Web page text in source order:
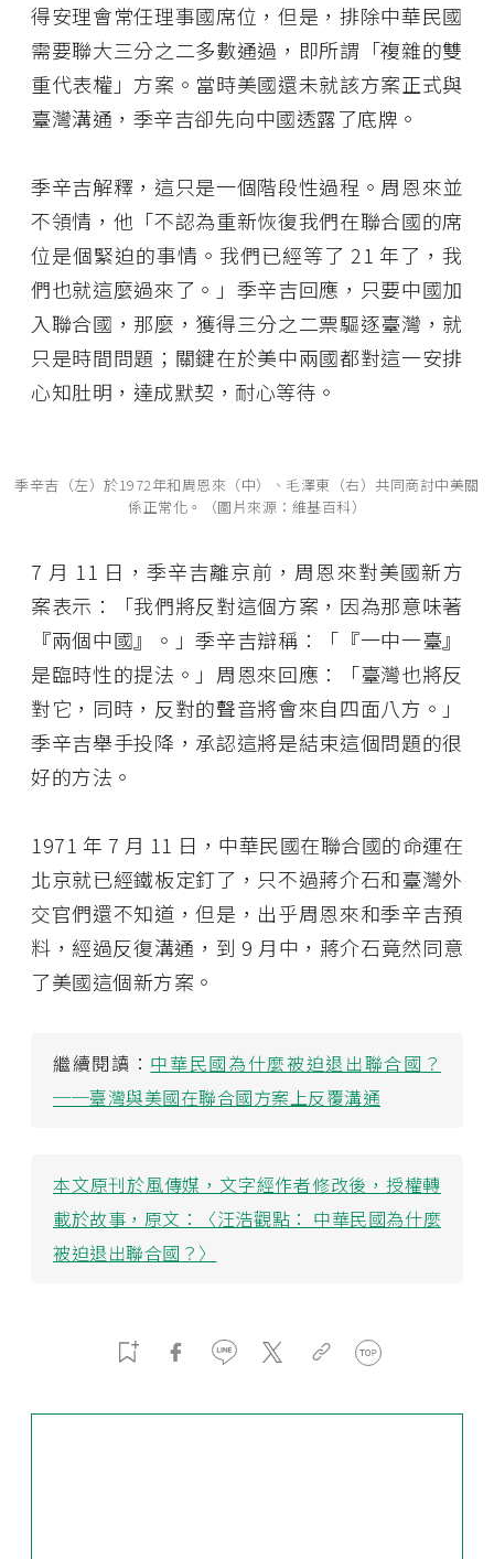
得安理會常任理事國席位，但是，排除中華民國
需要聯大三分之二多數通過，即所謂「複雜的雙
重代表權」方案。當時美國還未就該方案正式與
臺灣溝通，季辛吉卻先向中國透露了底牌。
季辛吉解釋，這只是一個階段性過程。周恩來並
不領情，他「不認為重新恢復我們在聯合國的席
位是個緊迫的事情。我們已經等了 21 年了，我
們也就這麼過來了。」季辛吉回應，只要中國加
入聯合國，那麼，獲得三分之二票驅逐臺灣，就
只是時間問題；關鍵在於美中兩國都對這一安排
心知肚明，達成默契，耐心等待。
季辛吉（左）於1972年和周恩來（中）、毛澤東（右）共同商討中美關
係正常化。（圖片來源：維基百科）
7 月 11 日，季辛吉離京前，周恩來對美國新方
案表示：「我們將反對這個方案，因為那意味著
『兩個中國』。」季辛吉辯稱：「『一中一臺』
是臨時性的提法。」周恩來回應：「臺灣也將反
對它，同時，反對的聲音將會來自四面八方。」
季辛吉舉手投降，承認這將是結束這個問題的很
好的方法。
1971 年 7 月 11 日，中華民國在聯合國的命運在
北京就已經鐵板定釘了，只不過蔣介石和臺灣外
交官們還不知道，但是，出乎周恩來和季辛吉預
料，經過反復溝通，到 9 月中，蔣介石竟然同意
了美國這個新方案。
繼續閱讀： 中華民國為什麼被迫退出聯合國？
──臺灣與美國在聯合國方案上反覆溝通
本文原刊於風傳媒，文字經作者修改後，授權轉
載於故事，原文：〈汪浩觀點： 中華民國為什麼
被迫退出聯合國？〉